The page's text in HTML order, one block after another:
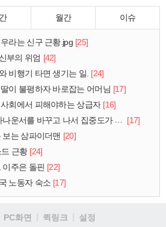
월간 이슈
라는 신구 근황.jpg [25]
부의 위엄 [42]
비행기 타면 생기는 일. [24]
이 불평하자 바로잡는 어머님 [17]
회에서 피해야하는 상급자 [16]
꾸고 나서 집중도가 확 올라갔다는 한 아파트의 안내방송
[17]
보는 삼파이더맨 [20]
근황 [24]
이주은 돌핀 [22]
노동자 숙소 [17]
PC화면 퀵링크
설정